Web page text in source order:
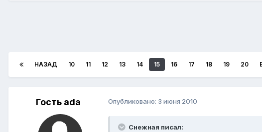
НАЗАД 10 11 12 13 14 15 16 17 18 19 20
Гость ada Опубликовано: 3 июня 2010
Снежная писал: